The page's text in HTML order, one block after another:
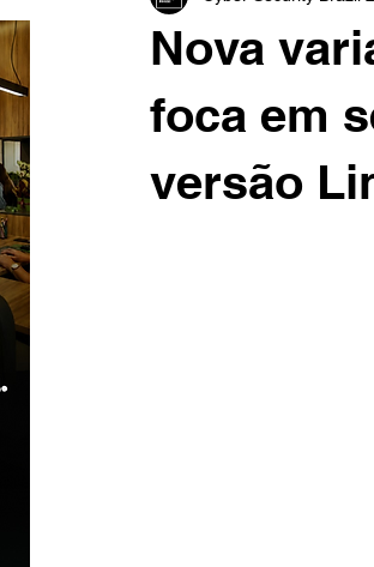
Nova
foca em
versão